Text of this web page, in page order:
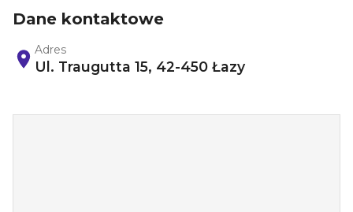
Dane kontaktowe
Adres
Ul. Traugutta 15, 42-450 Łazy